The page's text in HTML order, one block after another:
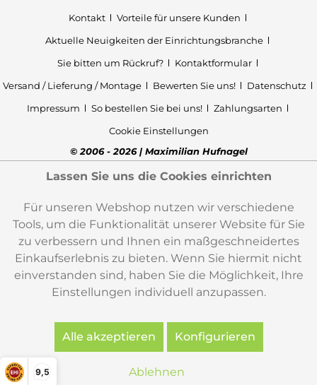
9,5
Kontakt
Vorteile für unsere Kunden
Aktuelle Neuigkeiten der Einrichtungsbranche
Sie bitten um Rückruf?
Kontaktformular
Versand / Lieferung / Montage
Bewerten Sie uns!
Datenschutz
Impressum
So bestellen Sie bei uns!
Zahlungsarten
Cookie Einstellungen
© 2006 - 2026 | Maximilian Hufnagel
Lassen Sie uns die Cookies einrichten
Für unseren Webshop nutzen wir verschiedene
Tools, um die Funktionalität unserer Website für Sie
zu verbessern und Ihnen ein maßgeschneidertes
Einkaufserlebnis zu bieten. Wenn Sie hiermit nicht
einverstanden sind, haben Sie die Möglichkeit, Ihre
Einstellungen individuell anzupassen.
Alle akzeptieren Konfigurieren
Ablehnen